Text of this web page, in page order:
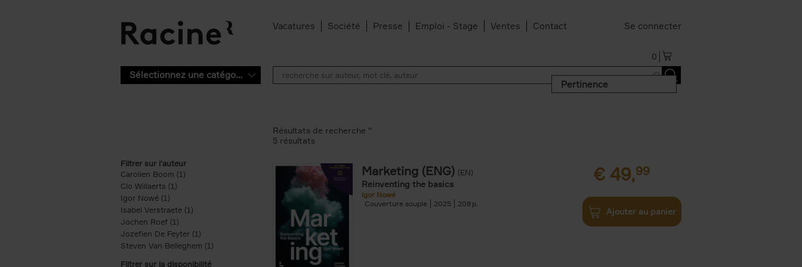
Vacatures Société Presse Emploi - Stage Ventes Contact Se connecter
0
Sélectionnez une catégorie
Pertinence
Filtrer sur l'auteur
Carolien Boom (1)
Clo Willaerts (1)
Igor Nowé (1)
Isabel Verstraete (1) Apply Isabel Verstraete filter
Jochen Roef (1)
Jozefien De Feyter (1) Apply Jozefien De Feyter filter
Steven Van Belleghem (1) Apply Steven Van Belleghem filter
Filtrer sur la disponibilité
Résultats de recherche ''
5 résultats
Marketing (ENG) (EN)
Reinventing the basics
Igor Nowé
Couverture souple
2025 208
€ 49,99
Ajouter au panier